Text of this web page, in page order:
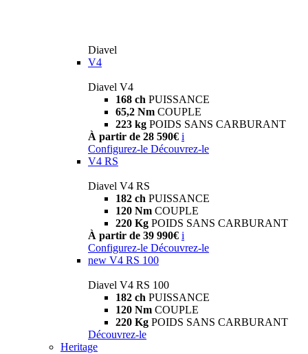
Diavel
V4
Diavel V4
168 ch PUISSANCE
65,2 Nm COUPLE
223 kg POIDS SANS CARBURANT
À partir de 28 590€ i
Configurez-le Découvrez-le
V4 RS
Diavel V4 RS
182 ch PUISSANCE
120 Nm COUPLE
220 Kg POIDS SANS CARBURANT
À partir de 39 990€ i
Configurez-le Découvrez-le
new V4 RS 100
Diavel V4 RS 100
182 ch PUISSANCE
120 Nm COUPLE
220 Kg POIDS SANS CARBURANT
Découvrez-le
Heritage